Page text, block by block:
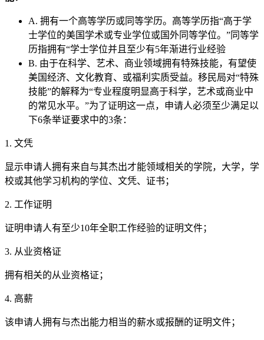
A. 拥有一个高等学历或同等学历。高等学历指“高于学
士学位的美国学术或专业学位或国外同等学位。”同等学
历指拥有“学士学位并且至少有5年渐进行业经验
B. 由于在科学、艺术、商业领域拥有特殊技能，有望使
美国经济、文化教育、或福利实质受益。移民局对“特殊
技能”的解释为“专业程度明显高于科学，艺术或商业中
的常见水平。”为了证明这一点，申请人必须至少满足以
下6条举证要求中的3条：
1. 文凭
显示申请人拥有来自与其杰出才能领域相关的学院，大学，学
校或其他学习机构的学位、文凭、证书；
2. 工作证明
证明申请人有至少10年全职工作经验的证明文件；
3. 从业资格证
拥有相关的从业资格证；
4. 高薪
该申请人拥有与杰出能力相当的薪水或报酬的证明文件；